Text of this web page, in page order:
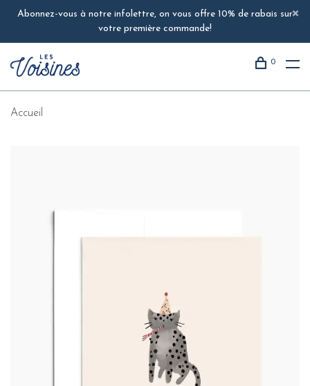
Abonnez-vous à notre infolettre, on vous offre 10% de rabais sur
votre première commande!
0
Accueil